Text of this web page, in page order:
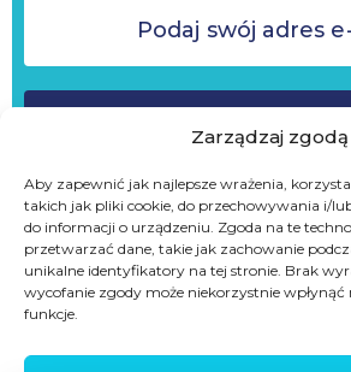
Zarządzaj zgodą
Aby zapewnić jak najlepsze wrażenia,
takich jak pliki cookie, do przechowywania i/
do informacji o urządzeniu. Zgoda na te
przetwarzać dane, takie jak zachowanie
unikalne identyfikatory na tej stronie. Brak
wycofanie zgody może niekorzystnie wpłynąć
funkcje.
ZAPISZ SIĘ
Nie wysyłamy spamu
Zapisując się do newslettera akceptujesz
wyrażasz zgodę na przetwarzanie danych w
i usług własnych